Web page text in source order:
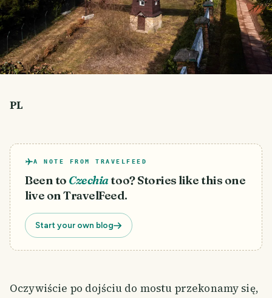
PL
A NOTE FROM TRAVELFEED
Been to Czechiatoo? Stories like this one
live on TravelFeed.
Start your own blog
Oczywiście po dojściu do mostu przekonamy się,